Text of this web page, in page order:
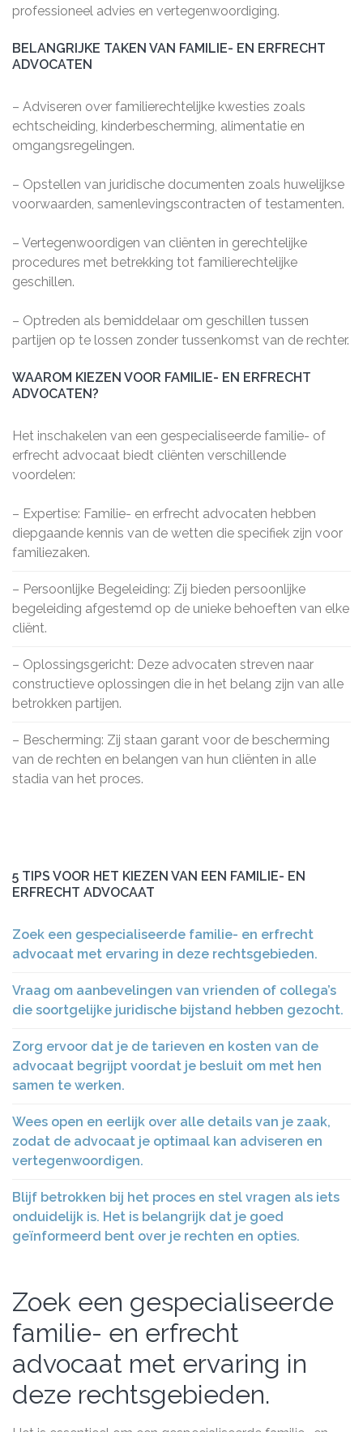
professioneel advies en vertegenwoordiging.
BELANGRIJKE TAKEN VAN FAMILIE- EN ERFRECHT
ADVOCATEN
– Adviseren over familierechtelijke kwesties zoals
echtscheiding, kinderbescherming, alimentatie en
omgangsregelingen.
– Opstellen van juridische documenten zoals huwelijkse
voorwaarden, samenlevingscontracten of testamenten.
– Vertegenwoordigen van cliënten in gerechtelijke
procedures met betrekking tot familierechtelijke
geschillen.
– Optreden als bemiddelaar om geschillen tussen
partijen op te lossen zonder tussenkomst van de rechter.
WAAROM KIEZEN VOOR FAMILIE- EN ERFRECHT
ADVOCATEN?
Het inschakelen van een gespecialiseerde familie- of
erfrecht advocaat biedt cliënten verschillende
voordelen:
– Expertise: Familie- en erfrecht advocaten hebben
diepgaande kennis van de wetten die specifiek zijn voor
familiezaken.
– Persoonlijke Begeleiding: Zij bieden persoonlijke
begeleiding afgestemd op de unieke behoeften van elke
cliënt.
– Oplossingsgericht: Deze advocaten streven naar
constructieve oplossingen die in het belang zijn van alle
betrokken partijen.
– Bescherming: Zij staan garant voor de bescherming
van de rechten en belangen van hun cliënten in alle
stadia van het proces.
5 TIPS VOOR HET KIEZEN VAN EEN FAMILIE- EN
ERFRECHT ADVOCAAT
Zoek een gespecialiseerde familie- en erfrecht
advocaat met ervaring in deze rechtsgebieden.
Vraag om aanbevelingen van vrienden of collega’s
die soortgelijke juridische bijstand hebben gezocht.
Zorg ervoor dat je de tarieven en kosten van de
advocaat begrijpt voordat je besluit om met hen
samen te werken.
Wees open en eerlijk over alle details van je zaak,
zodat de advocaat je optimaal kan adviseren en
vertegenwoordigen.
Blijf betrokken bij het proces en stel vragen als iets
onduidelijk is. Het is belangrijk dat je goed
geïnformeerd bent over je rechten en opties.
Zoek een gespecialiseerde
familie- en erfrecht
advocaat met ervaring in
deze rechtsgebieden.